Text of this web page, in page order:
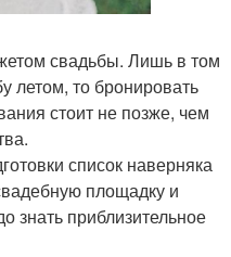
свадьбы. Лишь в том
летом, то бронировать
стоит не позже, чем
список наверняка
площадку и
знать приблизительное